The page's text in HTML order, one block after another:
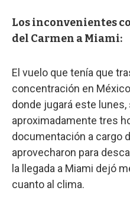
Los inconvenientes
del Carmen a Miami:
El vuelo que tenía que
concentración en
donde jugará este
aproximadamente tres
documentación a cargo
aprovecharon para
la llegada a Miami dejó
cuanto al clima.